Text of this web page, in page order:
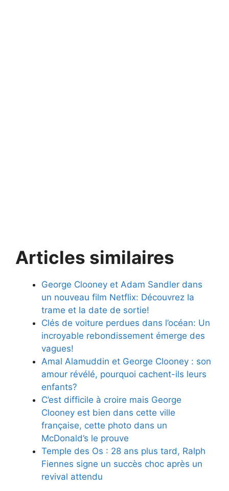
Articles similaires
George Clooney et Adam Sandler dans
un nouveau film Netflix: Découvrez la
trame et la date de sortie!
Clés de voiture perdues dans l’océan: Un
incroyable rebondissement émerge des
vagues!
Amal Alamuddin et George Clooney : son
amour révélé, pourquoi cachent-ils leurs
enfants?
C’est difficile à croire mais George
Clooney est bien dans cette ville
française, cette photo dans un
McDonald’s le prouve
Temple des Os : 28 ans plus tard, Ralph
Fiennes signe un succès choc après un
revival attendu